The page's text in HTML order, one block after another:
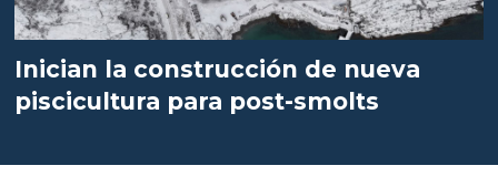
Inician la construcción de nueva
piscicultura para post-smolts